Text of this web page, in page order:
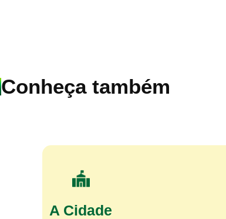
Conheça também
A Cidade